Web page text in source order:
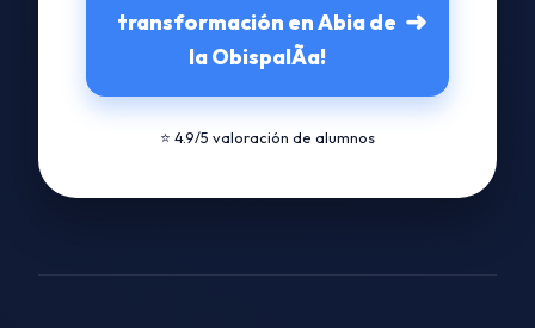
transformación en Abia de
la ObispalÃ­a!
➜
⭐ 4.9/5 valoración de alumnos